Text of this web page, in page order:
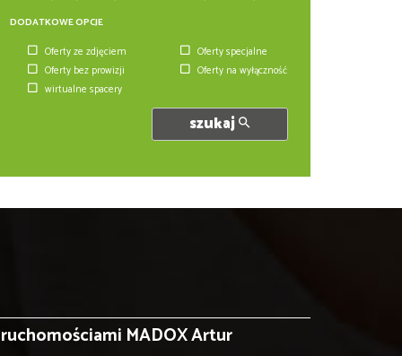
DODATKOWE OPCJE
Oferty ze zdjęciem
Oferty specjalne
Oferty bez prowizji
Oferty na wyłączność
wirtualne spacery
szukaj
MADOX Artur